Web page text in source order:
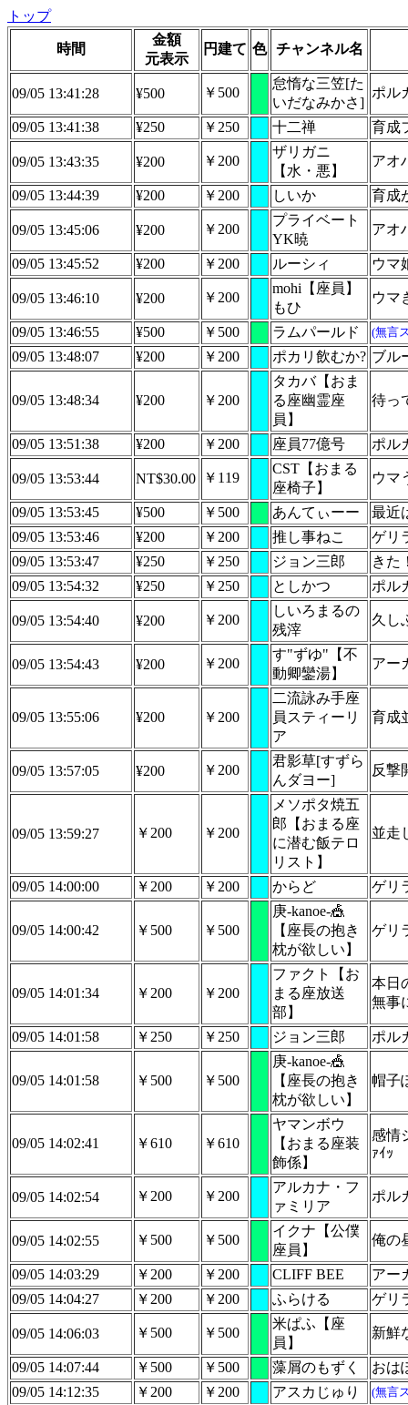
トップ
時間
金額
元表示
円建て 色 チャンネル名
09/05 13:41:28 ¥500 ￥500
怠惰な三笠[た
いだなみかさ]
ポル
09/05 13:41:38 ¥250 ￥250 十二禅 育成
09/05 13:43:35 ¥200 ￥200
ザリガニ
【水・悪】
アオ
09/05 13:44:39 ¥200 ￥200 しいか 育成
09/05 13:45:06 ¥200 ￥200
プライベート
YK暁
アオ
09/05 13:45:52 ¥200 ￥200 ルーシィ ウマ
09/05 13:46:10 ¥200 ￥200
mohi【座員】
もひ
ウマ
09/05 13:46:55 ¥500 ￥500 ラムパールド (無言
09/05 13:48:07 ¥200 ￥200 ポカリ飲むか? ブル
09/05 13:48:34 ¥200 ￥200
タカバ【おま
る座幽霊座
員】
待っ
09/05 13:51:38 ¥200 ￥200 座員77億号 ポル
09/05 13:53:44 NT$30.00 ￥119
CST【おまる
座椅子】
ウマ
09/05 13:53:45 ¥500 ￥500 あんてぃーー
最近
09/05 13:53:46
¥200 ￥200 推し事ねこ
ゲリ
09/05 13:53:47
¥250 ￥250 ジョン三郎
きた
09/05 13:54:32
¥250 ￥250 としかつ ポル
09/05 13:54:40 ¥200 ￥200
しいろまるの
残滓
久し
09/05 13:54:43 ¥200 ￥200
す"ずゆ"【不
動卿鑾湯】
アー
09/05 13:55:06 ¥200 ￥200
二流詠み手座
員スティーリ
ア
育成
09/05 13:57:05 ¥200 ￥200
君影草[すずら
んダヨー]
反撃
09/05 13:59:27 ￥200 ￥200
メソポタ焼五
郎【おまる座
に潜む飯テロ
リスト】
並走
09/05 14:00:00 ￥200 ￥200 からど ゲリ
09/05 14:00:42 ￥500 ￥500
庚-kanoe-🎪
【座長の抱き
枕が欲しい】
ゲリ
09/05 14:01:34 ￥200 ￥200
ファクト【お
まる座放送
部】
本日
無事
09/05 14:01:58 ￥250 ￥250 ジョン三郎 ポル
09/05 14:01:58 ￥500 ￥500
庚-kanoe-🎪
【座長の抱き
枕が欲しい】
帽子
09/05 14:02:41 ￥610 ￥610
ヤマンボウ
【おまる座装
飾係】
感情
ｧｲｯ
09/05 14:02:54 ￥200 ￥200
アルカナ・フ
ァミリア
ポル
09/05 14:02:55 ￥500 ￥500
イクナ【公僕
座員】
俺の
09/05 14:03:29 ￥200 ￥200 CLIFF BEE
アー
09/05 14:04:27
￥200 ￥200 ふらける ゲリ
09/05 14:06:03 ￥500 ￥500
米ぱふ【座
員】
新鮮
09/05 14:07:44 ￥500 ￥500 藻屑のもずく
おは
09/05 14:12:35
￥200 ￥200 アスカじゅり (無言